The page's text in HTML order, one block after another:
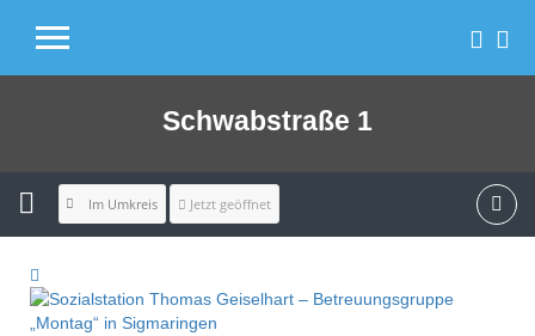
Schwabstraße 1
Im Umkreis Jetzt geöffnet